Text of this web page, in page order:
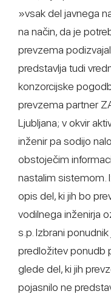
»vsak del javnega
na način, da je
prevzema
predstavlja tudi
konzorcijske
prevzema partner
Ljubljana; v okvir
inženir pa sodijo
obstoječim
nastalim sistemom.
opis del, ki jih bo
vodilnega inženirja
s.p. Izbrani
predložitev ponudb
glede del, ki jih
pojasnilo ne